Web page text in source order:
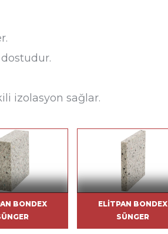
izolasyon sağlar.
BONDEX
ELITPAN BONDEX
SÜNGER